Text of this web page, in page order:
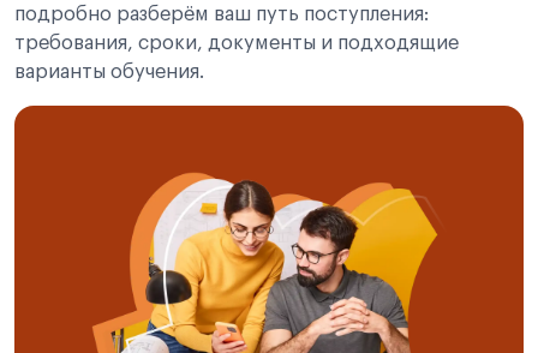
подробно разберём ваш путь поступления:
требования, сроки, документы и подходящие
варианты обучения.